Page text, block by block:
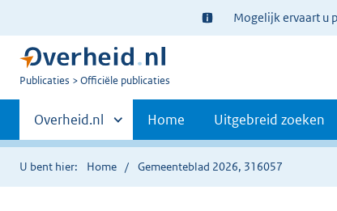
Ter
informatie:
Mogelijk ervaart u
U
Publicaties Officiële publicaties
Primaire
navigatie
Andere
sites
binnen
Overheid.nl Home Uitgebreid zoeken
U bent hier: Home Gemeenteblad 2026, 316057